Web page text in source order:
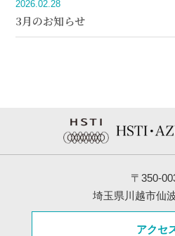
2026.02.28
3月のお知らせ
〒350-
埼玉県川越市仙
アクセ